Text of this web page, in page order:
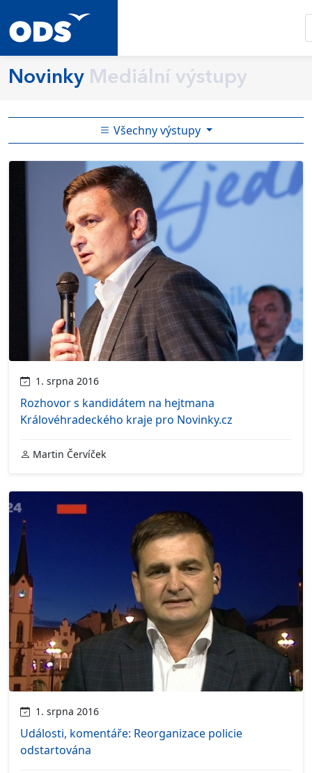
Novinky Mediální výstupy
Všechny výstupy
1. srpna 2016
Rozhovor s kandidátem na hejtmana
Královéhradeckého kraje pro Novinky.cz
Martin Červíček
1. srpna 2016
Události, komentáře: Reorganizace policie
odstartována